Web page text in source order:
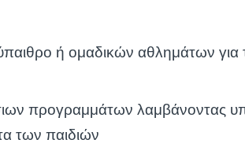
ή ομαδικών αθλημάτων για
προγραμμάτων λαμβάνοντας
των παιδιών